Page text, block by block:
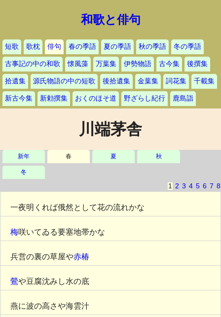
和歌と俳句
短歌 歌枕 俳句 春の季語 夏の季語 秋の季語 冬の季語
古事記の中の和歌 懐風藻 万葉集 伊勢物語 古今集 後撰集
拾遺集 源氏物語の中の短歌 後拾遺集 金葉集 詞花集 千載集
新古今集 新勅撰集 おくのほそ道 野ざらし紀行 鹿島詣
川端茅舎
新年 春 夏 秋
冬
1 2 3 4 5 6 7 8
一夜明くれば俄然として花の流れかな
梅咲いてゐる要塞地帯かな
兵営の裏の草屋や赤椿
鶯や豆腐沈みし水の底
燕に波の高さや海雲汁